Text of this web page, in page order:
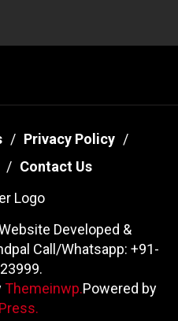
Privacy Policy
Contact Us
Developed &
Call/Whatsapp: +91-
Themeinwp.Powered by